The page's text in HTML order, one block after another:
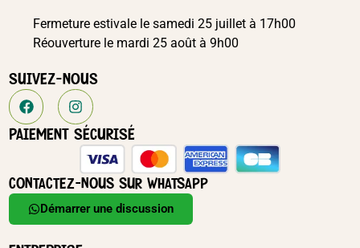
SUIVEZ-NOUS
PAIEMENT SÉCURISÉ
CONTACTEZ-NOUS SUR WHATSAPP
Démarrer une discussion
Fermeture estivale le samedi 25 juillet à 17h00
Réouverture le mardi 25 août à 9h00